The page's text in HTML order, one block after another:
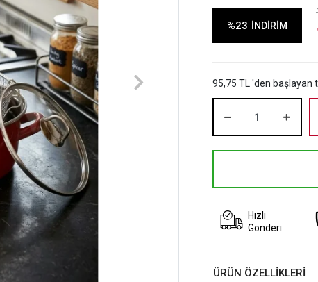
%23 İNDİRİM
95,75 TL 'den başlayan
Hızlı
Gönderi
ÜRÜN ÖZELLİKLERİ